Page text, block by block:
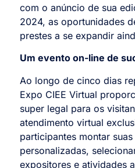
com o anúncio de sua
2024, as oportunidades
prestes a se expandir
Um evento on-line de
Ao longo de cinco dias
Expo CIEE Virtual
super legal para os
atendimento virtual
participantes montar
personalizadas,
expositores e atividades